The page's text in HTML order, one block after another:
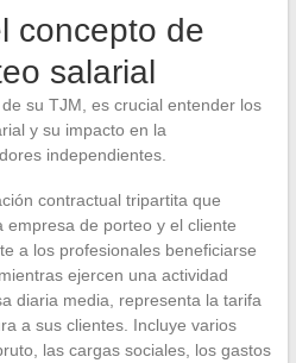
concepto de
salarial
su TJM, es crucial entender los
y su impacto en la
independientes.
contractual tripartita que
empresa de porteo y el cliente
a los profesionales beneficiarse
ejercen una actividad
diaria media, representa la tarifa
a sus clientes. Incluye varios
las cargas sociales, los gastos